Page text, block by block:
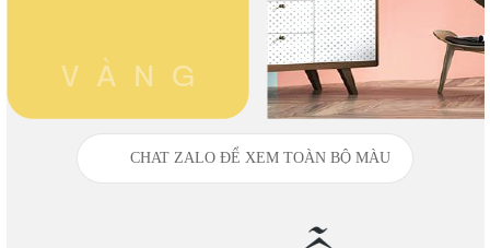
CHAT ZALO ĐỂ XEM TOÀN BỘ MÀU